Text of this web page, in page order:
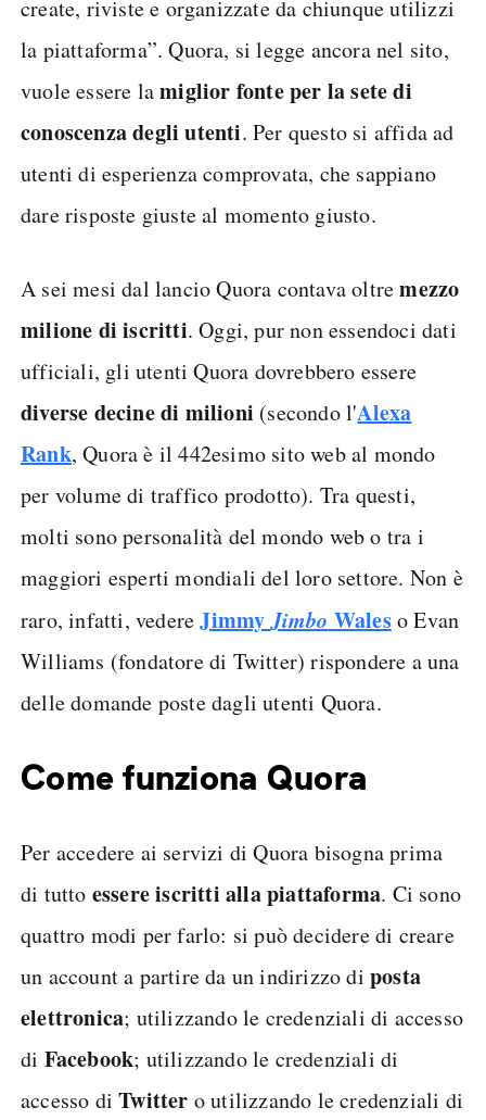
create, riviste e organizzate da chiunque utilizzi
la piattaforma”. Quora, si legge ancora nel sito,
vuole essere lamiglior fonte per la sete di
conoscenza degli utenti. Per questo si affida ad
utenti di esperienza comprovata, che sappiano
dare risposte giuste al momento giusto.
A sei mesi dal lancio Quora contava oltremezzo
milione di iscritti. Oggi, pur non essendoci dati
ufficiali, gli utenti Quora dovrebbero essere
diverse decine di milioni (secondo l'Alexa
Rank, Quora è il 442esimo sito web al mondo
per volume di traffico prodotto). Tra questi,
molti sono personalità del mondo web o tra i
maggiori esperti mondiali del loro settore. Non è
raro, infatti, vedereJimmyJimbo Waleso Evan
Williams (fondatore di Twitter) rispondere a una
delle domande poste dagli utenti Quora.
Come funziona Quora
Per accedere ai servizi di Quora bisogna prima
di tutto essere iscritti alla piattaforma. Ci sono
quattro modi per farlo: si può decidere di creare
un account a partire da un indirizzo diposta
elettronica; utilizzando le credenziali di accesso
di Facebook; utilizzando le credenziali di
accesso diTwitter o utilizzando le credenziali di